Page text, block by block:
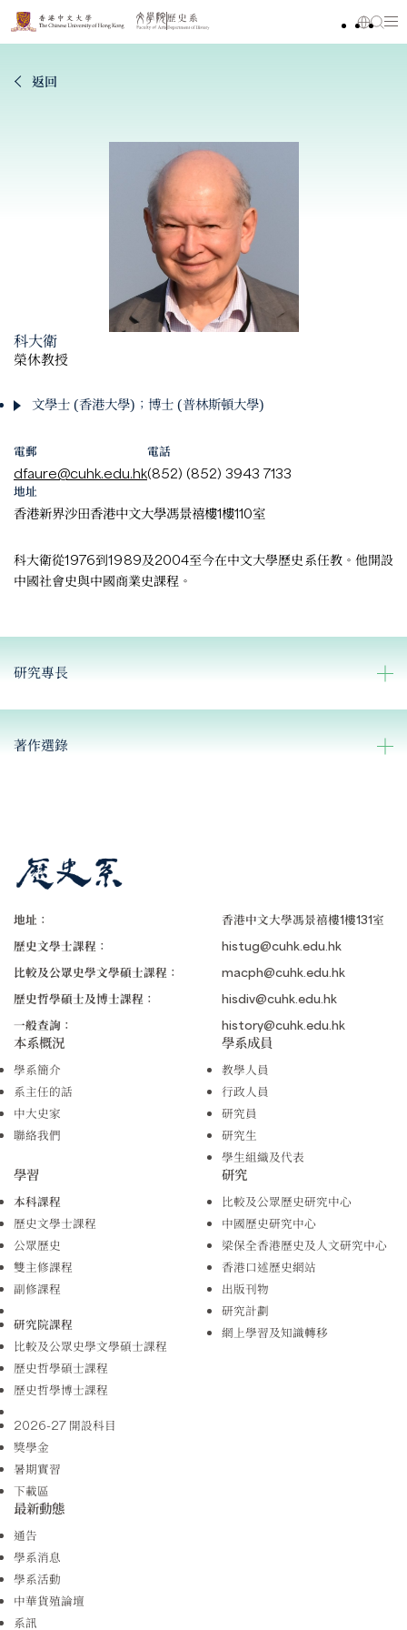
返回
科大衛
榮休教授
文學士 (香港大學)；博士 (普林斯頓大學)
電郵
dfaure@cuhk.edu.hk
電話
(852) (852) 3943 7133
地址
香港新界沙田香港中文大學馮景禧樓1樓110室
科大衛從1976到1989及2004至今在中文大學歷史系任教。他開設
中國社會史與中國商業史課程。
研究專長
著作選錄
地址：
香港中文大學馮景禧樓1樓131室
歷史文學士課程：
histug@cuhk.edu.hk
比較及公眾史學文學碩士課程：
macph@cuhk.edu.hk
歷史哲學碩士及博士課程：
hisdiv@cuhk.edu.hk
一般查詢：
history@cuhk.edu.hk
本系概況
學系簡介
系主任的話
中大史家
聯絡我們
學系成員
教學人員
行政人員
研究員
研究生
學生組織及代表
學習
本科課程
歷史文學士課程
公眾歷史
雙主修課程
副修課程
研究院課程
比較及公眾史學文學碩士課程
歷史哲學碩士課程
歷史哲學博士課程
2026-27 開設科目
獎學金
暑期實習
下載區
研究
比較及公眾歷史研究中心
中國歷史研究中心
梁保全香港歷史及人文研究中心
香港口述歷史網站
出版刊物
研究計劃
網上學習及知識轉移
最新動態
通告
學系消息
學系活動
中華貨殖論壇
系訊